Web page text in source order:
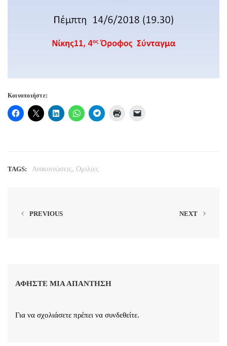
Κοινοποιήστε:
TAGS: Ανακοινώσεις, Ομιλίες
PREVIOUS NEXT
ΑΦΉΣΤΕ ΜΙΑ ΑΠΆΝΤΗΣΗ
Για να σχολιάσετε πρέπει να συνδεθείτε.